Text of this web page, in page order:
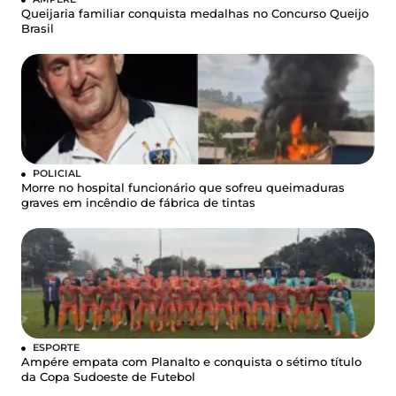
Queijaria familiar conquista medalhas no Concurso Queijo
Brasil
POLICIAL
Morre no hospital funcionário que sofreu queimaduras
graves em incêndio de fábrica de tintas
ESPORTE
Ampére empata com Planalto e conquista o sétimo título
da Copa Sudoeste de Futebol